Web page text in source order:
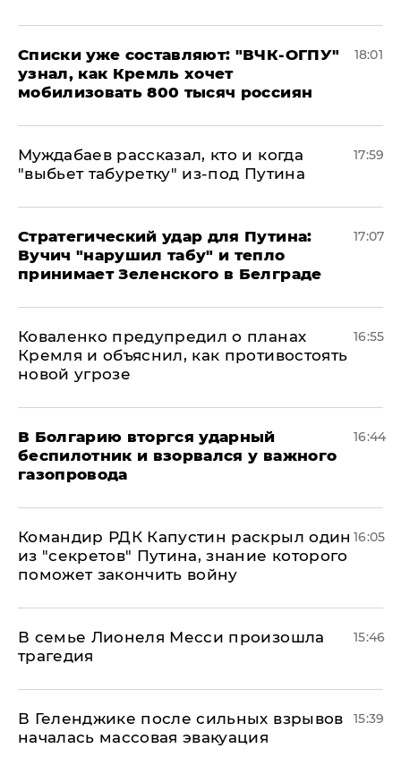
Списки уже составляют: "ВЧК-ОГПУ"
узнал, как Кремль хочет
мобилизовать 800 тысяч россиян
18:01
Муждабаев рассказал, кто и когда
"выбьет табуретку" из-под Путина
17:59
Стратегический удар для Путина:
Вучич "нарушил табу" и тепло
принимает Зеленского в Белграде
17:07
Коваленко предупредил о планах
Кремля и объяснил, как противостоять
новой угрозе
16:55
В Болгарию вторгся ударный
беспилотник и взорвался у важного
газопровода
16:44
Командир РДК Капустин раскрыл один
из "секретов" Путина, знание которого
поможет закончить войну
16:05
В семье Лионеля Месси произошла
трагедия
15:46
В Геленджике после сильных взрывов
началась массовая эвакуация
15:39